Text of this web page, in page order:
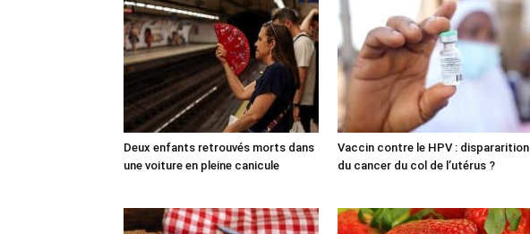
Deux enfants retrouvés morts dans
une voiture en pleine canicule
Vaccin contre le HPV : dispararition
du cancer du col de l’utérus ?